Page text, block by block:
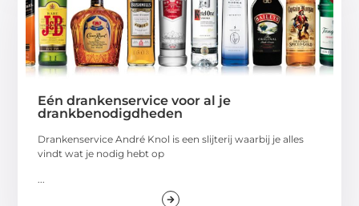
Eén drankenservice voor al je
drankbenodigdheden
Drankenservice André Knol is een slijterij waarbij je alles
vindt wat je nodig hebt op
...